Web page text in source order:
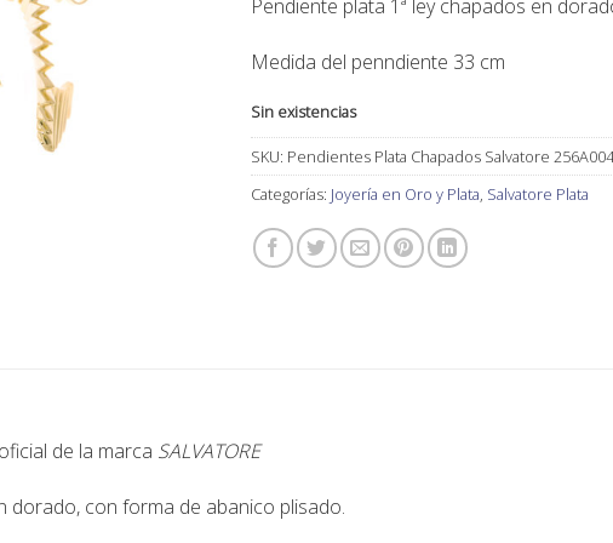
144,00€.129,50€.
Pendiente plata 1ª ley chapados en
Medida del penndiente 33 cm
Sin existencias
SKU: Pendientes Plata Chapados Salvatore
Categorías: Joyería en Oro y Plata, Salvatore Plata
de la marca SALVATORE
dorado, con forma de abanico plisado.